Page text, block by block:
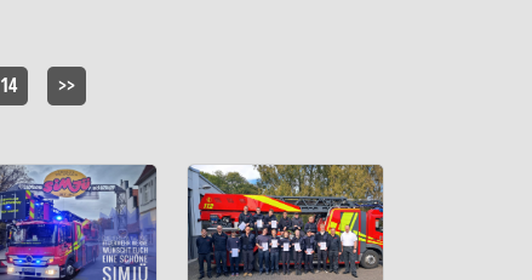
14 >>